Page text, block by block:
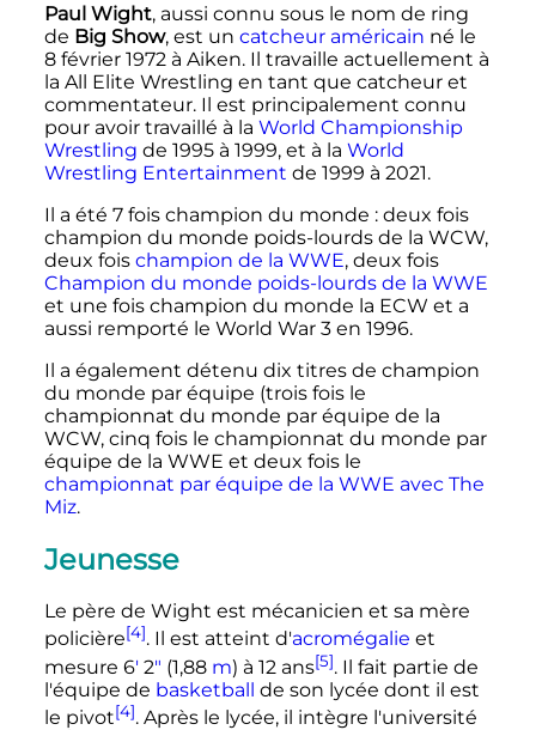
Paul Wight, aussi connu sous le nom de ring
de Big Show, est un catcheur américain né le
8 février 1972 à Aiken. Il travaille actuellement à
la All Elite Wrestling en tant que catcheur et
commentateur. Il est principalement connu
pour avoir travaillé à la World Championship
Wrestling de 1995 à 1999, et à la World
Wrestling Entertainment de 1999 à 2021.
Il a été 7 fois champion du monde : deux fois
champion du monde poids-lourds de la WCW,
deux fois champion de la WWE, deux fois
Champion du monde poids-lourds de la WWE
et une fois champion du monde la ECW et a
aussi remporté le World War 3 en 1996.
Il a également détenu dix titres de champion
du monde par équipe (trois fois le
championnat du monde par équipe de la
WCW, cinq fois le championnat du monde par
équipe de la WWE et deux fois le
championnat par équipe de la WWE avec The
Miz.
Jeunesse
Le père de Wight est mécanicien et sa mère
policière[4]. Il est atteint d'acromégalie et
mesure 6′ 2″ (1,88 m) à 12 ans[5]. Il fait partie de
l'équipe de basketball de son lycée dont il est
le pivot[4]. Après le lycée, il intègre l'université